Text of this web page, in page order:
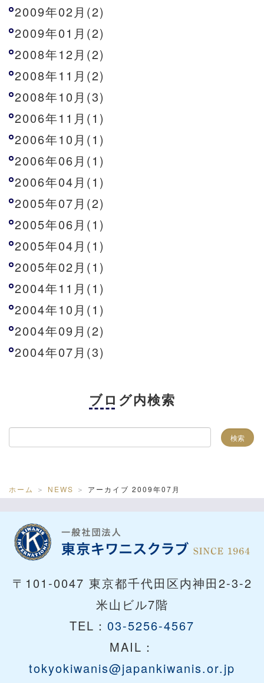
2009年02月(2)
2009年01月(2)
2008年12月(2)
2008年11月(2)
2008年10月(3)
2006年11月(1)
2006年10月(1)
2006年06月(1)
2006年04月(1)
2005年07月(2)
2005年06月(1)
2005年04月(1)
2005年02月(1)
2004年11月(1)
2004年10月(1)
2004年09月(2)
2004年07月(3)
ブログ内検索
ホーム NEWS アーカイブ 2009年07月
〒101-0047 東京都千代田区内神田2-3-2
米山ビル7階
TEL： 03-5256-4567
MAIL：
tokyokiwanis@japankiwanis.or.jp